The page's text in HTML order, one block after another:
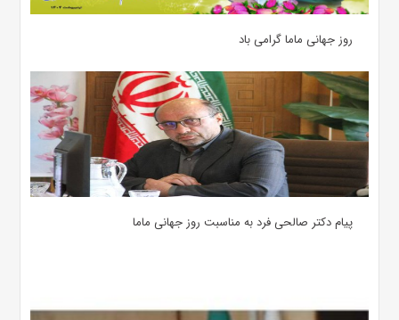
روز جهانی ماما گرامی باد
پیام دکتر صالحی فرد به مناسبت روز جهانی ماما